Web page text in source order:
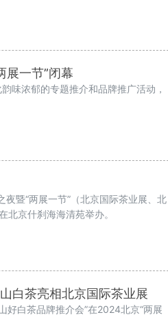
展一节”闭幕
味浓郁的专题推介和品牌推广活动，
暨“两展一节”（北京国际茶业展、北
北京什刹海海清苑举办。
白茶亮相北京国际茶业展
好白茶品牌推介会”在2024北京“两展